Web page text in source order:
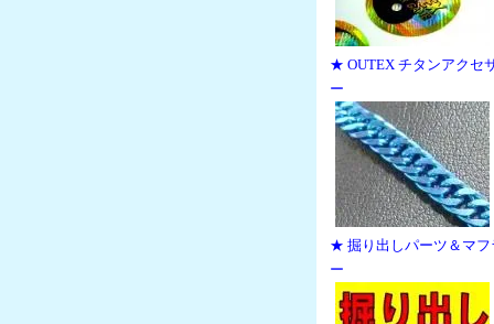
★ OUTEX チタンアクセ
ー
★ 掘り出しパーツ＆マフ
ー